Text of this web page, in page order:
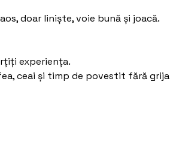
doar liniște, voie bună și joacă.
experiența.
ceai și timp de povestit fără grija